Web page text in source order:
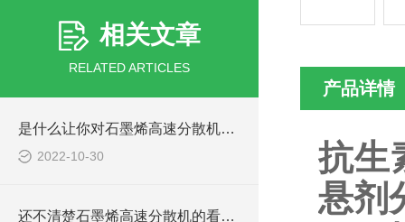
相关文章
RELATED ARTICLES
是什么让你对石墨烯高速分散机如此看好的
2022-10-30
还不清楚石墨烯高速分散机的看这里！
产品详情
抗生
悬剂